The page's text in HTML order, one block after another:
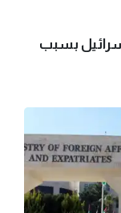
بسبب